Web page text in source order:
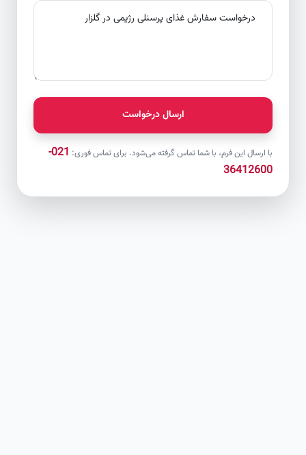
ارسال درخواست
با ارسال این فرم، با شما تماس گرفته می‌شود. برای تماس فوری:
021-
36412600